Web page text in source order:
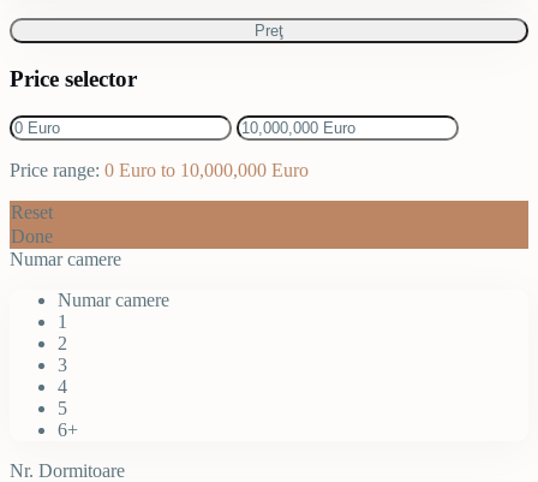
Preţ
Price selector
Price range: 0 Euro to 10,000,000 Euro
Reset
Done
Numar camere
Numar camere
1
2
3
4
5
6+
Nr. Dormitoare